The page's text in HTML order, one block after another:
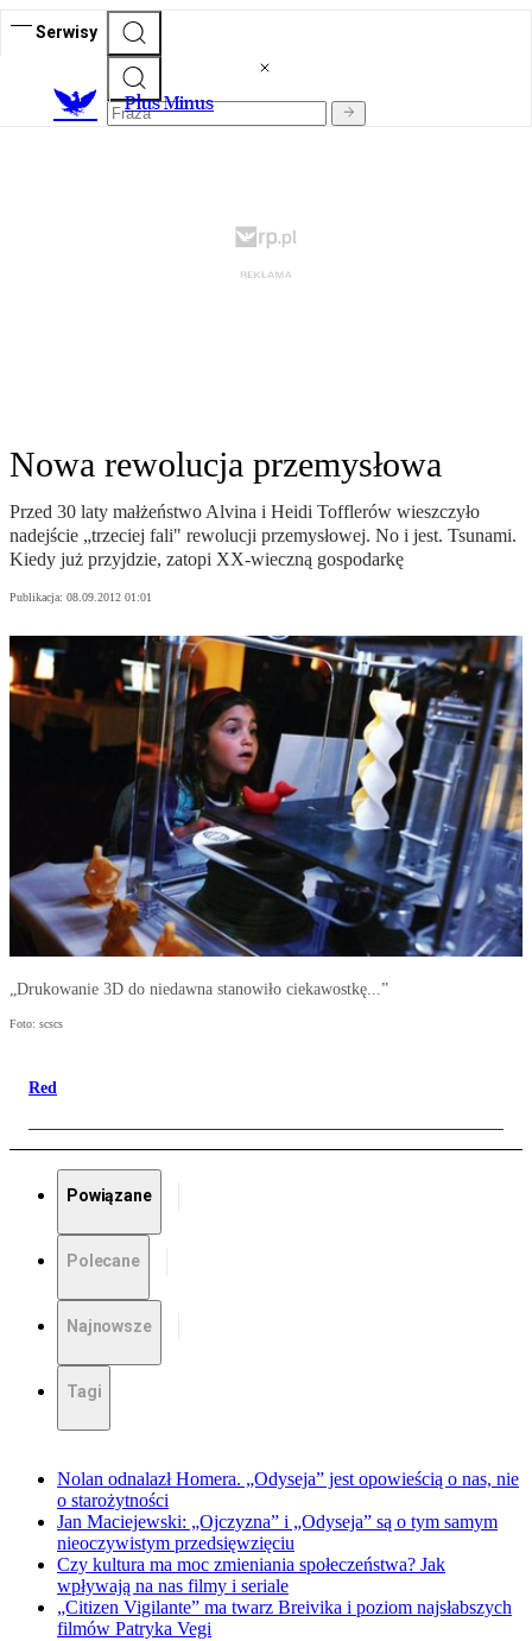
Serwisy
Plus Minus
Nowa rewolucja przemysłowa
Przed 30 laty małżeństwo Alvina i Heidi Tofflerów wieszczyło
nadejście „trzeciej fali" rewolucji przemysłowej. No i jest. Tsunami.
Kiedy już przyjdzie, zatopi XX-wieczną gospodarkę
Publikacja: 08.09.2012 01:01
„Drukowanie 3D do niedawna stanowiło ciekawostkę...”
Foto: scscs
Red
Powiązane
Polecane
Najnowsze
Tagi
Nolan odnalazł Homera. „Odyseja” jest opowieścią o nas, nie
o starożytności
Jan Maciejewski: „Ojczyzna” i „Odyseja” są o tym samym
nieoczywistym przedsięwzięciu
Czy kultura ma moc zmieniania społeczeństwa? Jak
wpływają na nas filmy i seriale
„Citizen Vigilante” ma twarz Breivika i poziom najsłabszych
filmów Patryka Vegi